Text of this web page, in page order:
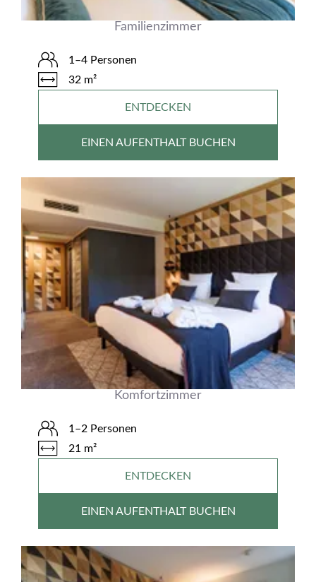
Familienzimmer
1–4 Personen
32 m²
ENTDECKEN
EINEN AUFENTHALT BUCHEN
Komfortzimmer
1–2 Personen
21 m²
ENTDECKEN
EINEN AUFENTHALT BUCHEN